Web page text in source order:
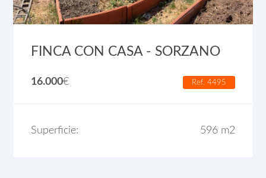
FINCA CON CASA - SORZANO
16.000€ Ref. 4495
Superficie: 596 m2